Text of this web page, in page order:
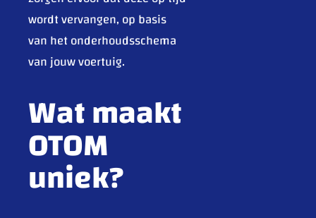
wordt vervangen, op basis
van het onderhoudsschema
van jouw voertuig.
Wat maakt
OTOM
uniek?